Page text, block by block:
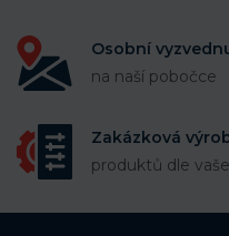
Osobní
na naší pobočce
Zakázková
produktů dle